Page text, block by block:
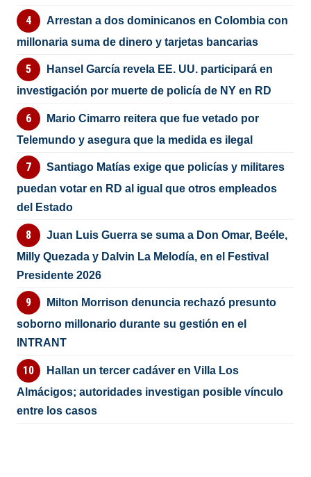
Arrestan a dos dominicanos en Colombia con
millonaria suma de dinero y tarjetas bancarias
Hansel García revela EE. UU. participará en
investigación por muerte de policía de NY en RD
Mario Cimarro reitera que fue vetado por
Telemundo y asegura que la medida es ilegal
Santiago Matías exige que policías y militares
puedan votar en RD al igual que otros empleados
del Estado
Juan Luis Guerra se suma a Don Omar, Beéle,
Milly Quezada y Dalvin La Melodía, en el Festival
Presidente 2026
Milton Morrison denuncia rechazó presunto
soborno millonario durante su gestión en el
INTRANT
Hallan un tercer cadáver en Villa Los
Almácigos; autoridades investigan posible vínculo
entre los casos